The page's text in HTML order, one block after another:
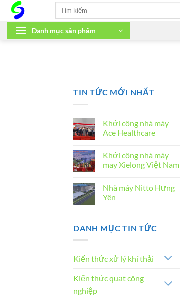
Tìm
Danh mục sản phẩm
TIN TỨC MỚI NHẤT
Khởi công nhà máy
Ace Healthcare
bình
ở
nhà
máy
Ace
Khởi công nhà máy
may Xielong Việt Nam
bình
luận
ở
máy
may
Nhà máy Nitto Hưng
Yên
luận
ở
Hưng
DANH MỤC TIN TỨC
Kiến thức xử lý khí thải
Kiến thức quạt công
nghiệp